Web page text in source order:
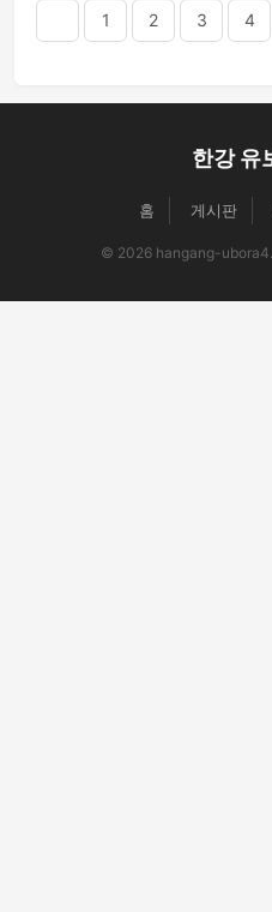
1 2 3 4
한강 유
홈 게시판
© 2026 hangang-